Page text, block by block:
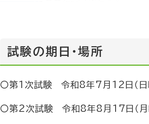
試験の期日・場所
〇第1次試験 令和8年7月12日（日
〇第2次試験 令和8年8月17日（月